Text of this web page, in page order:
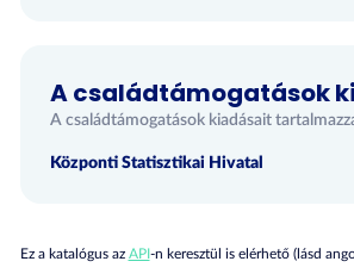
A családtámogatások
A családtámogatások kiadásait
Központi Statisztikai Hivatal
Ez a katalógus az API-n keresztül is elérhető (lásd